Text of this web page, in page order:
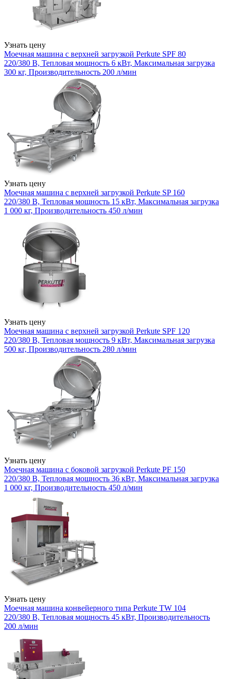
Узнать цену
Моечная машина с верхней загрузкой Perkute SPF 80
220/380 В, Тепловая мощность 6 кВт, Максимальная загрузка
300 кг, Производительность 200 л/мин
Узнать цену
Моечная машина с верхней загрузкой Perkute SP 160
220/380 В, Тепловая мощность 15 кВт, Максимальная загрузка
1 000 кг, Производительность 450 л/мин
Узнать цену
Моечная машина с верхней загрузкой Perkute SPF 120
220/380 В, Тепловая мощность 9 кВт, Максимальная загрузка
500 кг, Производительность 280 л/мин
Узнать цену
Моечная машина с боковой загрузкой Perkute PF 150
220/380 В, Тепловая мощность 36 кВт, Максимальная загрузка
1 000 кг, Производительность 450 л/мин
Узнать цену
Моечная машина конвейерного типа Perkute TW 104
220/380 В, Тепловая мощность 45 кВт, Производительность
200 л/мин